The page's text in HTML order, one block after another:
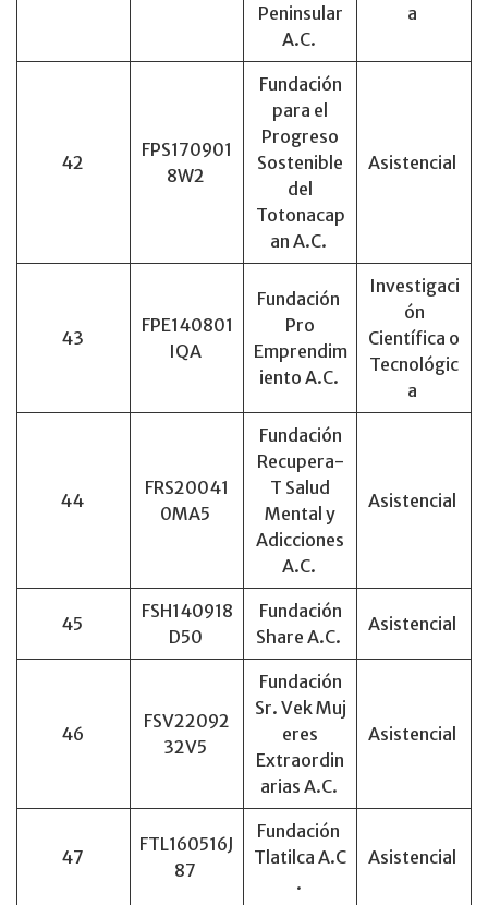
Peninsular
A.C.
a
42
FPS170901
8W2
Fundación
para el
Progreso
Sostenible
del
Totonacap
an A.C.
Asistencial
43
FPE140801
IQA
Fundación
Pro
Emprendim
iento A.C.
Investigaci
ón
Científica o
Tecnológic
a
44
FRS20041
0MA5
Fundación
Recupera-
T Salud
Mental y
Adicciones
A.C.
Asistencial
45
FSH140918
D50
Fundación
Share A.C.
Asistencial
46
FSV22092
32V5
Fundación
Sr. Vek Muj
eres
Extraordin
arias A.C.
Asistencial
47
FTL160516J
87
Fundación
Tlatilca A.C
.
Asistencial